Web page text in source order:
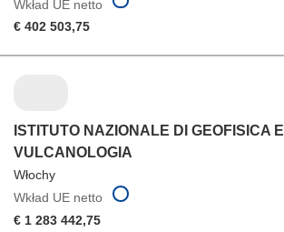
Wkład UE netto
€ 402 503,75
ISTITUTO NAZIONALE DI GEOFISICA E
VULCANOLOGIA
Włochy
Wkład UE netto
€ 1 283 442,75